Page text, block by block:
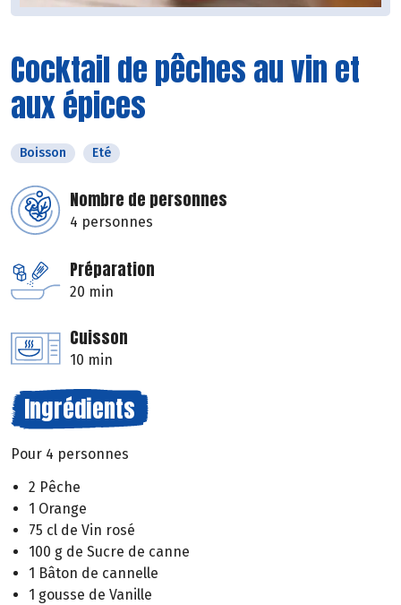
Cocktail de pêches au vin et
aux épices
Boisson Eté
Nombre de personnes
4 personnes
Préparation
20 min
Cuisson
10 min
Ingrédients
Pour 4 personnes
2 Pêche
1 Orange
75 cl de Vin rosé
100 g de Sucre de canne
1 Bâton de cannelle
1 gousse de Vanille